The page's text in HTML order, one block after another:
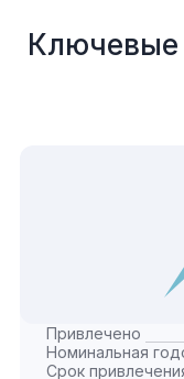
Ключевые
Привлечено
Номинальная
Срок